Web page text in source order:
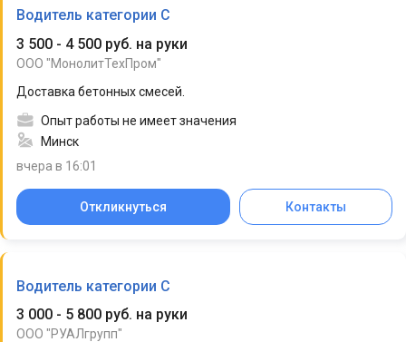
Водитель категории С
3 500 - 4 500 руб. на руки
ООО "МонолитТехПром"
Доставка бетонных смесей.
Опыт работы не имеет значения
Минск
вчера в 16:01
Откликнуться Контакты
Водитель категории С
3 000 - 5 800 руб. на руки
ООО "РУАЛгрупп"